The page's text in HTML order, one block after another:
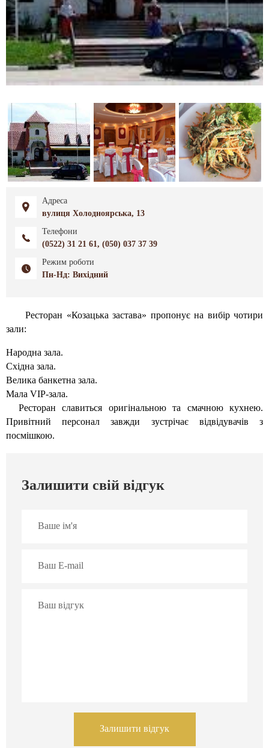
Адреса
вулиця Холодноярська, 13
Телефони
(0522) 31 21 61, (050) 037 37 39
Режим роботи
Пн-Нд: Вихідний
Ресторан «Козацька застава» пропонує на вибір чотири
зали:
Народна зала.
Східна зала.
Велика банкетна зала.
Мала VIP-зала.
Ресторан славиться оригінальною та смачною кухнею.
Привітний персонал завжди зустрічає відвідувачів з
посмішкою.
Залишити свій відгук
Залишити відгук